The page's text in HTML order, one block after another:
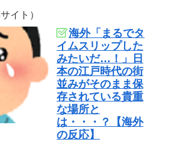
イト）
海外「まるでタ
イムスリップした
みたいだ…！」日
本の江戸時代の街
並みがそのまま保
存されている貴重
な場所と
は・・・？【海外
の反応】